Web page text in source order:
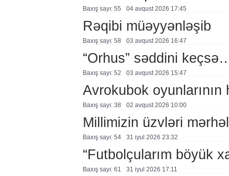
Baxış sayı: 55 04 avqust 2026 17:45
Rəqibi müəyyənləşib
Baxış sayı: 58 03 avqust 2026 16:47
“Orhus” səddini
Baxış sayı: 52 03 avqust 2026 15:47
Avrokubok
Baxış sayı: 38 02 avqust 2026 10:00
Millimizin üzvləri
Baxış sayı: 54 31 i̇yul 2026 23:32
“Futbolçularım böyük
Baxış sayı: 61 31 i̇yul 2026 17:11